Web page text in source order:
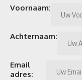
Voornaam:
Achternaam:
Email
adres: